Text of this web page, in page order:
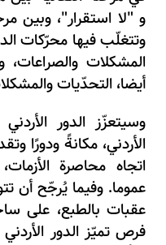
و "لا استقرار"، وبين
وتتغلّب فيها محرّكات
المشكلات
أيضا، التحدّيات
وسيتعزّز الدور
الأردني، مكانةً ودورًا
اتجاه محاصرة
عموما. وفيما يُرجّح أن
عقبات بالطبع، على
فرص تميّز الدور